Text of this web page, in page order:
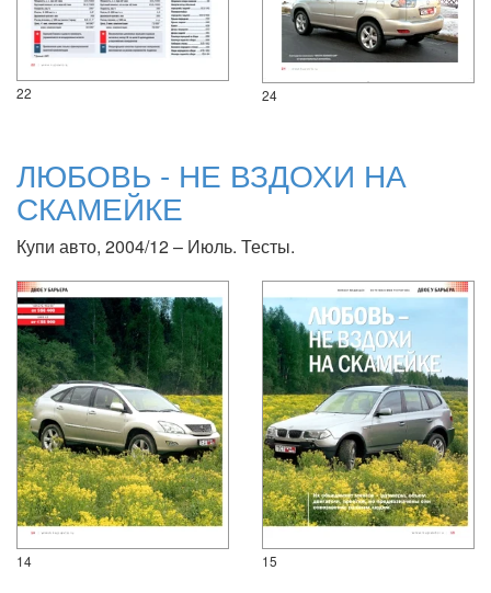
22 24
ЛЮБОВЬ - НЕ ВЗДОХИ НА
СКАМЕЙКЕ
Купи авто, 2004/12 – Июль. Тесты.
14 15